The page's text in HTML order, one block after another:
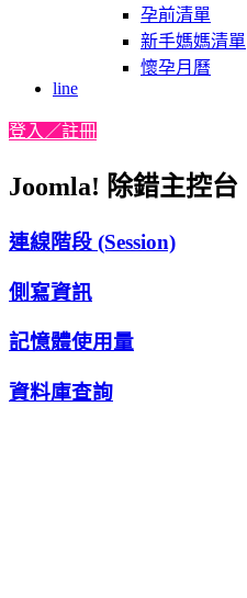
孕前清單
新手媽媽清單
懷孕月曆
line
登入／註冊
Joomla! 除錯主控台
連線階段 (Session)
側寫資訊
記憶體使用量
資料庫查詢